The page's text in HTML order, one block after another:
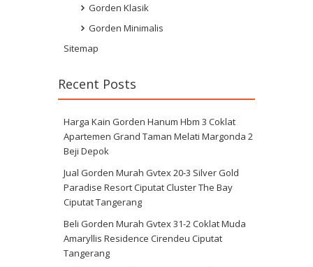
Gorden Klasik
Gorden Minimalis
Sitemap
Recent Posts
Harga Kain Gorden Hanum Hbm 3 Coklat
Apartemen Grand Taman Melati Margonda 2
Beji Depok
Jual Gorden Murah Gvtex 20-3 Silver Gold
Paradise Resort Ciputat Cluster The Bay
Ciputat Tangerang
Beli Gorden Murah Gvtex 31-2 Coklat Muda
Amaryllis Residence Cirendeu Ciputat
Tangerang